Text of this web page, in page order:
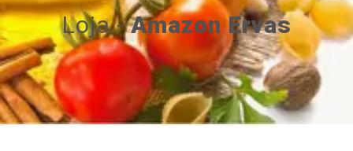
Loja -Amazon Ervas